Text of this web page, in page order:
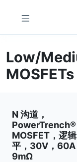
Low/
N 沟道，
PowerTrench®
MOSFET，逻
平，30V，60A
9mΩ